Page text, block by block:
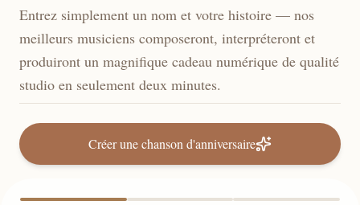
Entrez simplement un nom et votre histoire — nos
meilleurs musiciens composeront, interpréteront et
produiront un magnifique cadeau numérique de qualité
studio en seulement deux minutes.
Créer une chanson d'anniversaire